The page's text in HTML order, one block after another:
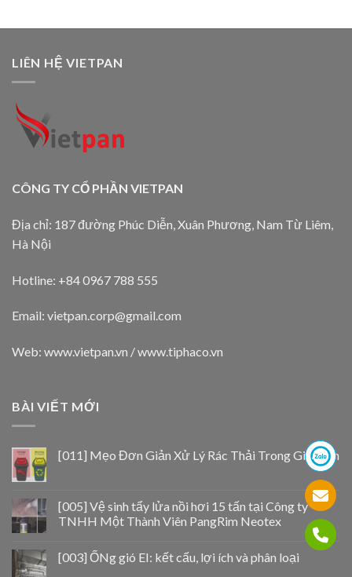
LIÊN HỆ VIETPAN
CÔNG TY CỔ PHẦN VIETPAN
Địa chỉ: 187 đường Phúc Diễn, Xuân Phương, Nam Từ Liêm,
Hà Nội
Hotline: +84 0967 788 555
Email: vietpan.corp@gmail.com
Web: www.vietpan.vn / www.tiphaco.vn
BÀI VIẾT MỚI
[011] Mẹo Đơn Giản Xử Lý Rác Thải Trong Gia Đình
[005] Vệ sinh tẩy lửa nồi hơi 15 tấn tại Công ty
TNHH Một Thành Viên PangRim Neotex
[003] ỐNg gió EI: kết cấu, lợi ích và phân loại